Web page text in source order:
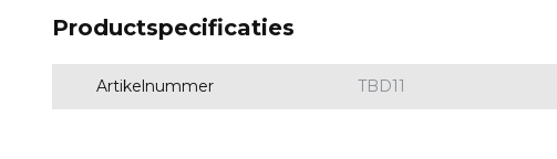
Productspecificaties
Artikelnummer TBD11